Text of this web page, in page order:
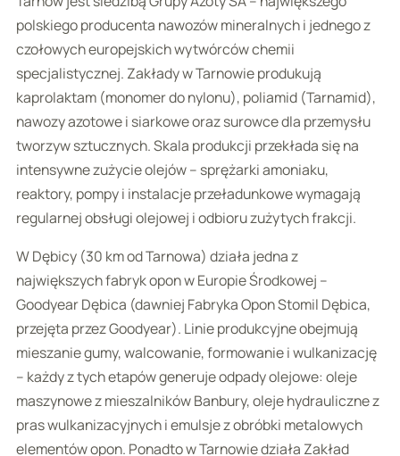
polskiego producenta nawozów mineralnych i jednego z
czołowych europejskich wytwórców chemii
specjalistycznej. Zakłady w Tarnowie produkują
kaprolaktam (monomer do nylonu), poliamid (Tarnamid),
nawozy azotowe i siarkowe oraz surowce dla przemysłu
tworzyw sztucznych. Skala produkcji przekłada się na
intensywne zużycie olejów – sprężarki amoniaku,
reaktory, pompy i instalacje przeładunkowe wymagają
regularnej obsługi olejowej i odbioru zużytych frakcji.
W Dębicy (30 km od Tarnowa) działa jedna z
największych fabryk opon w Europie Środkowej –
Goodyear Dębica (dawniej Fabryka Opon Stomil Dębica,
przejęta przez Goodyear). Linie produkcyjne obejmują
mieszanie gumy, walcowanie, formowanie i wulkanizację
– każdy z tych etapów generuje odpady olejowe: oleje
maszynowe z mieszalników Banbury, oleje hydrauliczne z
pras wulkanizacyjnych i emulsje z obróbki metalowych
elementów opon. Ponadto w Tarnowie działa Zakład